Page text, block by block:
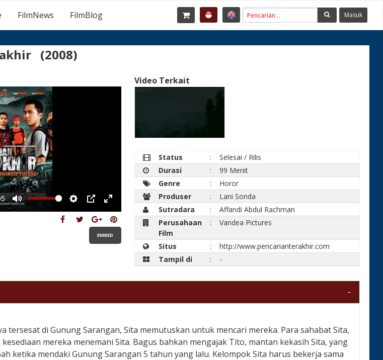
FilmNews FilmBlog Masuk
(2008)
Mute Settings
PIP Enter
fullscreen
EMBED
Video Terkait
Status :
Selesai / Rilis
Durasi
:
99 Menit
Genre
:
Horor
Produser
:
Lani Sonda
Sutradara
:
Affandi Abdul Rachman
Perusahaan
Film
: Vandea Pictures
Situs :
http://www.pencarianterakhir.com
Tampil di
: -
tersesat di Gunung Sarangan, Sita memutuskan untuk mencari mereka. Para sahabat Sita,
mereka menemani Sita. Bagus bahkan mengajak Tito, mantan kekasih Sita, yang
ketika mendaki Gunung Sarangan 5 tahun yang lalu. Kelompok Sita harus bekerja sama